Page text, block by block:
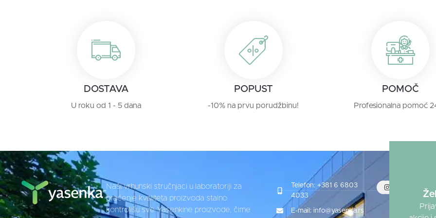
DOSTAVA
U roku od 1 - 5 dana
POPUST
-10% na prvu porudžbinu!
POMOČ
Profesionalna pomoć
Naši vrhunski stručnjaci u laboratoriji za
praćenje kvaliteta proizvoda stalno
kontrolišu sve Yasenkine proizvode, čime
Telefon: +381 6 6803
4033
E-mail: info@yasenka.rs
Uslovi